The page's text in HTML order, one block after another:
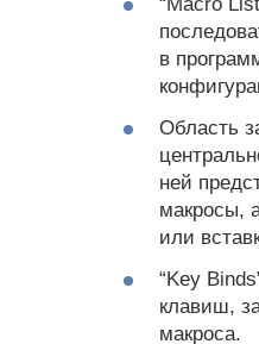
в
Область
ней
макросы,
или
“Key
клавиш,
макроса.